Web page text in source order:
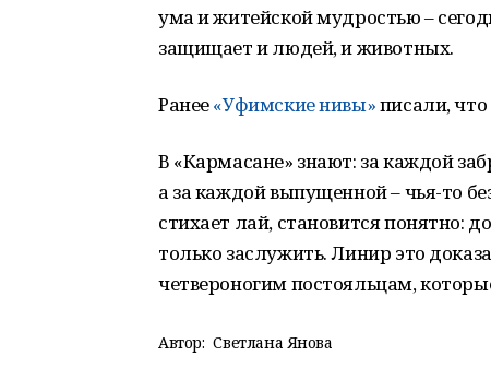
ума и житейской мудростью –
защищает и людей, и животных.
Ранее«Уфимские нивы»писали,
В «Кармасане» знают: за каждой
а за каждой выпущенной – чья-то
стихает лай, становится понятно:
только заслужить. Линир это
четвероногим постояльцам,
Автор: Светлана Янова